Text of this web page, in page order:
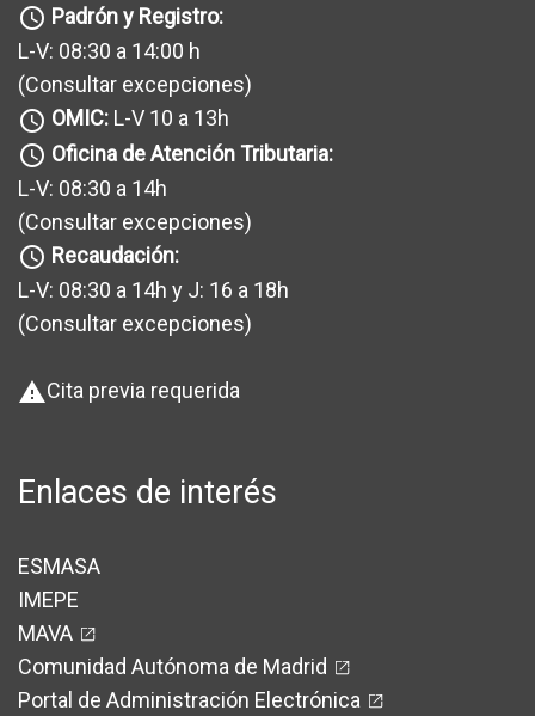
query_builder Padrón y Registro:
L-V: 08:30 a 14:00 h
(Consultar excepciones)
query_builder OMIC: L-V 10 a 13h
query_builder Oficina de Atención Tributaria:
L-V: 08:30 a 14h
(Consultar excepciones)
query_builder Recaudación:
L-V: 08:30 a 14h y J: 16 a 18h
(Consultar excepciones)
warningCita previa requerida
Enlaces de interés
ESMASA
IMEPE
MAVA
Comunidad Autónoma de Madrid
Portal de Administración Electrónica